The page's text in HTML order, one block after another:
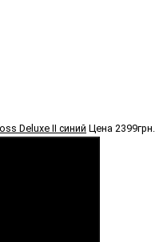
Deluxe II синий Цена 2399грн.